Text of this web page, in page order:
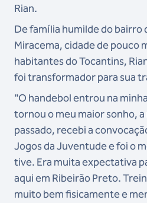
Rian.
De família humilde do bairro
Miracema, cidade de pouco
habitantes do Tocantins,
foi transformador para sua
"O handebol entrou na
tornou o meu maior sonho,
passado, recebi a
Jogos da Juventude e foi o
tive. Era muita expectativa
aqui em Ribeirão Preto.
muito bem fisicamente e